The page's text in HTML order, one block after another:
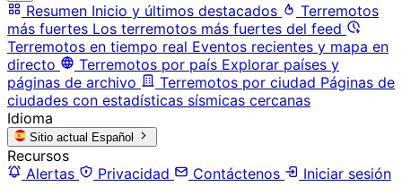
Resumen Inicio y últimos destacados
Terremotos
más fuertes Los terremotos más fuertes del feed
Terremotos en tiempo real Eventos recientes y mapa en
directo
Terremotos por país Explorar países y
páginas de archivo
Terremotos por ciudad Páginas de
ciudades con estadísticas sísmicas cercanas
Idioma
Sitio actual Español
Recursos
Alertas
Privacidad Contáctenos
Iniciar sesión